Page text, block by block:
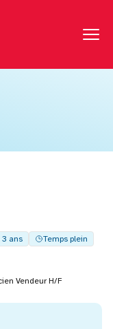
3 ans
Temps plein
Vendeur H/F